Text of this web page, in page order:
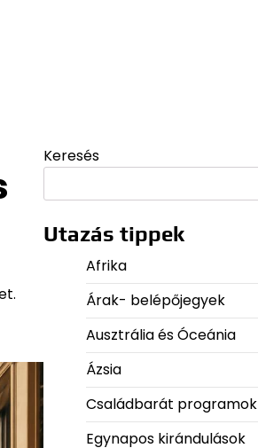
Keresés
Utazás tippek
Afrika
Árak- belépőjegyek
Ausztrália és Óceánia
Ázsia
Családbarát programok
Egynapos kirándulások